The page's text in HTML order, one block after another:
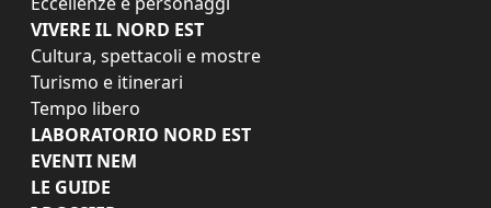
VIVERE IL NORD EST
Cultura, spettacoli e mostre
Turismo e itinerari
Tempo libero
LABORATORIO NORD EST
EVENTI NEM
LE GUIDE